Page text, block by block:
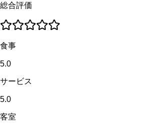
総合評価
食事
5.0
サービス
5.0
客室